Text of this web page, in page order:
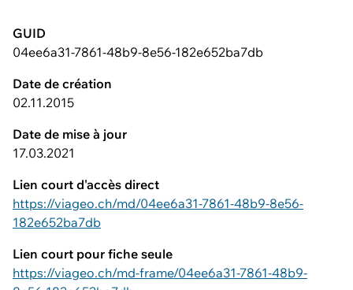
GUID
04ee6a31-7861-48b9-8e56-182e652ba7db
Date de création
02.11.2015
Date de mise à jour
17.03.2021
Lien court d'accès direct
https://viageo.ch/md/04ee6a31-7861-48b9-8e56-
182e652ba7db
Lien court pour fiche seule
https://viageo.ch/md-frame/04ee6a31-7861-48b9-